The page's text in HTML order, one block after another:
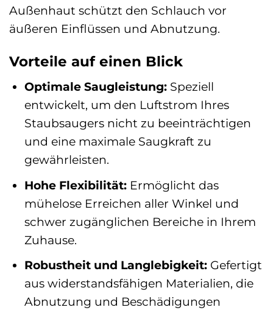
Außenhaut schützt den Schlauch vor
äußeren Einflüssen und Abnutzung.
Vorteile auf einen Blick
Optimale Saugleistung:Speziell
entwickelt, um den Luftstrom Ihres
Staubsaugers nicht zu beeinträchtigen
und eine maximale Saugkraft zu
gewährleisten.
Hohe Flexibilität:Ermöglicht das
mühelose Erreichen aller Winkel und
schwer zugänglichen Bereiche in Ihrem
Zuhause.
Robustheit und Langlebigkeit:Gefertigt
aus widerstandsfähigen Materialien, die
Abnutzung und Beschädigungen